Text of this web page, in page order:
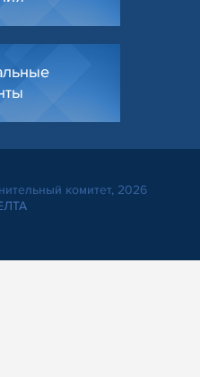
комитет, 2026